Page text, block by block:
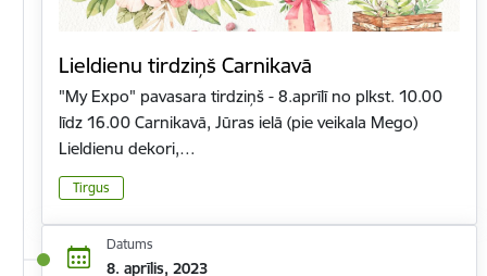
Lieldienu tirdziņš Carnikavā
"My Expo" pavasara tirdziņš - 8.aprīlī no plkst. 10.00
līdz 16.00 Carnikavā, Jūras ielā (pie veikala Mego)
Lieldienu dekori,…
Tirgus
Datums
8. aprīlis, 2023